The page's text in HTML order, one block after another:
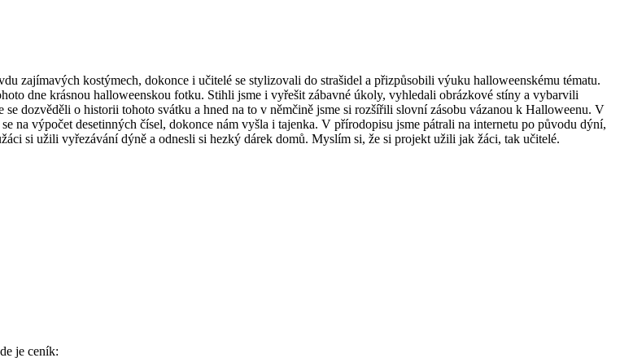
zajímavých kostýmech, dokonce i učitelé se stylizovali do strašidel a přizpůsobili výuku halloweenskému tématu.
dne krásnou halloweenskou fotku. Stihli jsme i vyřešit zábavné úkoly, vyhledali obrázkové stíny a vybarvili
dozvěděli o historii tohoto svátku a hned na to v němčině jsme si rozšířili slovní zásobu vázanou k Halloweenu. V
na výpočet desetinných čísel, dokonce nám vyšla i tajenka. V přírodopisu jsme pátrali na internetu po původu dýní,
si užili vyřezávání dýně a odnesli si hezký dárek domů. Myslím si, že si projekt užili jak žáci, tak učitelé.
je ceník: